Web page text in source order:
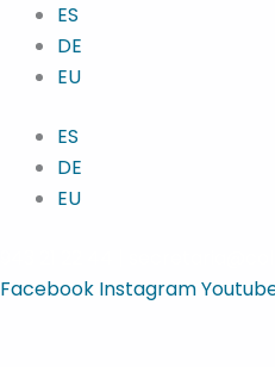
Skip
content
ES
DE
EU
ES
DE
EU
Facebook Instagram
Main
Menu